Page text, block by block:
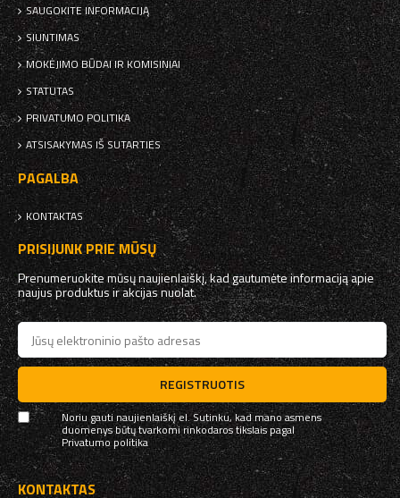
SAUGOKITE INFORMACIJĄ
SIUNTIMAS
MOKĖJIMO BŪDAI IR KOMISINIAI
STATUTAS
PRIVATUMO POLITIKA
ATSISAKYMAS IŠ SUTARTIES
PAGALBA
KONTAKTAS
PRISIJUNK PRIE MŪSŲ
Prenumeruokite mūsų naujienlaiškį, kad gautumėte informaciją apie
naujus produktus ir akcijas nuolat.
REGISTRUOTIS
Noriu gauti naujienlaiškį el. Sutinku, kad mano asmens
duomenys būtų tvarkomi rinkodaros tikslais pagal
Privatumo politika
KONTAKTAS